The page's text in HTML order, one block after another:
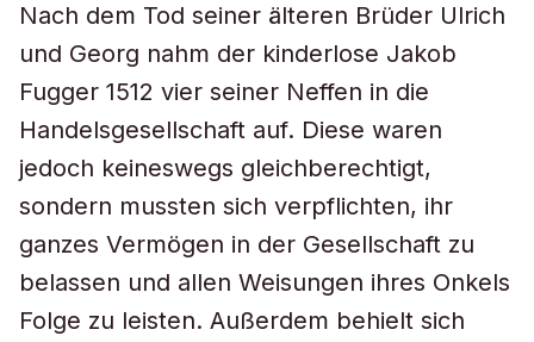
Nach dem Tod seiner älteren Brüder Ulrich
und Georg nahm der kinderlose Jakob
Fugger 1512 vier seiner Neffen in die
Handelsgesellschaft auf. Diese waren
jedoch keineswegs gleichberechtigt,
sondern mussten sich verpflichten, ihr
ganzes Vermögen in der Gesellschaft zu
belassen und allen Weisungen ihres Onkels
Folge zu leisten. Außerdem behielt sich